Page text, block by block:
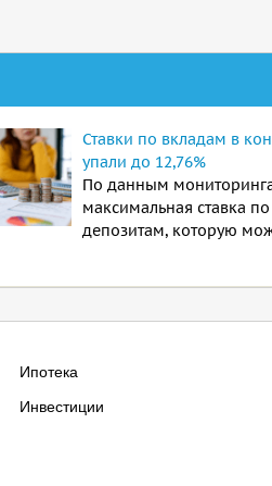
Ставки по вкладам в
упали до 12,76%
По данным
максимальная ставка
депозитам, которую
Ипотека
Инвестиции